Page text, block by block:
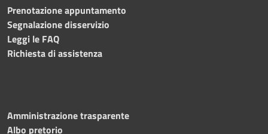
Prenotazione appuntamento
Segnalazione disservizio
Leggi le FAQ
Richiesta di assistenza
Amministrazione trasparente
Albo pretorio